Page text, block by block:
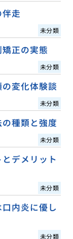
走
未分類
正の実態
未分類
変化体験談
未分類
種類と強度
未分類
デメリット
未分類
内炎に優し
未分類